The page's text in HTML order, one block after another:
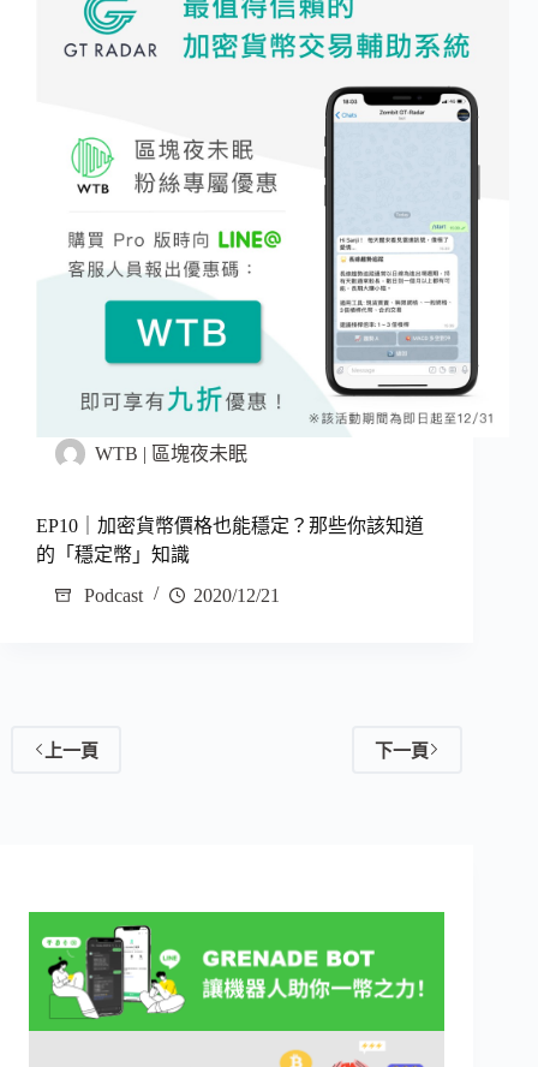
WTB | 區塊夜未眠
EP10｜加密貨幣價格也能穩定？那些你該知道
的「穩定幣」知識
Podcast
2020/12/21
上一頁 下一頁